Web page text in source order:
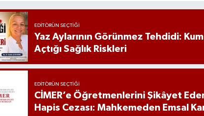
EDITÖRÜN SEÇTIĞI
Yaz Aylarının Görünmez Tehdidi:
Açtığı Sağlık Riskleri
EDITÖRÜN SEÇTIĞI
CİMER’e Öğretmenlerini Şikâyet
Hapis Cezası: Mahkemeden Emsal